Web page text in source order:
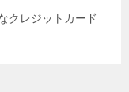
クレジットカード